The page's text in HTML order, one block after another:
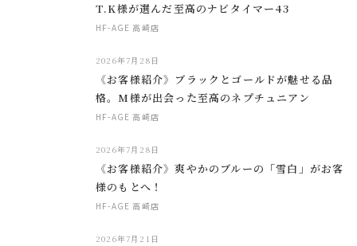
T.K様が選んだ至高のナビタイマー43
HF-AGE 高崎店
2026年7月28日
《お客様紹介》ブラックとゴールドが魅せる品
格。M様が出会った至高のネプチュニアン
HF-AGE 高崎店
2026年7月28日
《お客様紹介》爽やかのブルーの「雪白」がお客
様のもとへ！
HF-AGE 高崎店
2026年7月21日